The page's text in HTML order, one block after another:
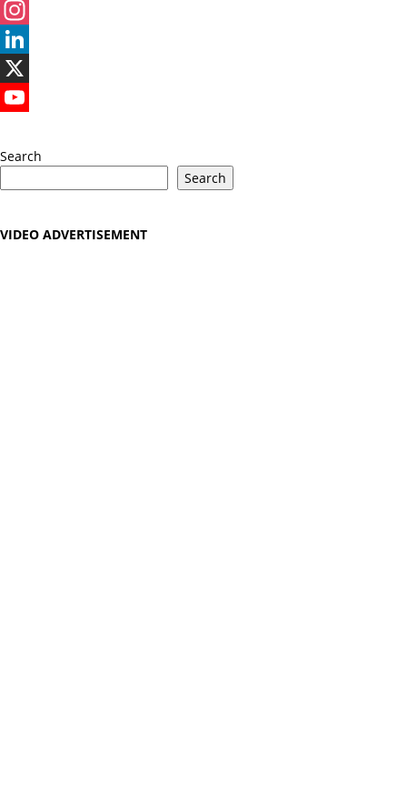
Facebook
Instagram
LinkedIn
X
Search
Search
VIDEO ADVERTISEMENT